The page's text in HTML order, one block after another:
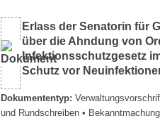
Erlass der Senatorin für
über die Ahndung von
Infektionsschutzgesetz
Schutz vor
Dokumententyp:
und Rundschreiben •